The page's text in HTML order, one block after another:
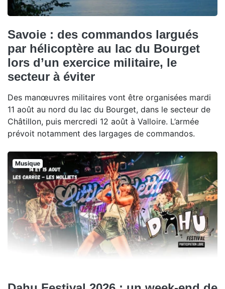
Savoie : des commandos largués
par hélicoptère au lac du Bourget
lors d’un exercice militaire, le
secteur à éviter
Des manœuvres militaires vont être organisées mardi
11 août au nord du lac du Bourget, dans le secteur de
Châtillon, puis mercredi 12 août à Valloire. L’armée
prévoit notamment des largages de commandos.
Musique